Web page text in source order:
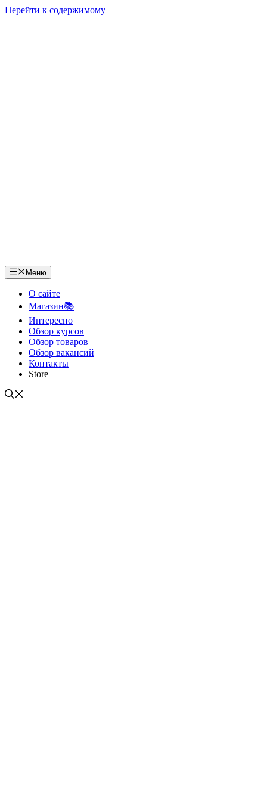
Перейти к содержимому
Меню
О сайте
Магазин📚
Интересно
Обзор курсов
Обзор товаров
Обзор вакансий
Контакты
Store